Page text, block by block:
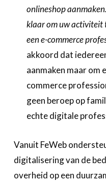
onlineshop
klaar om uw activiteit
een e-commerce
akkoord dat
aanmaken maar om
commerce
geen beroep op
echte digitale
Vanuit FeWeb
digitalisering van de
overheid op een